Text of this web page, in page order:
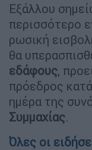
Εξάλλου
περισσότερο
ρωσική
θα
εδάφους,
πρόεδρος
ημέρα της
Συμμαχίας.
Όλες οι